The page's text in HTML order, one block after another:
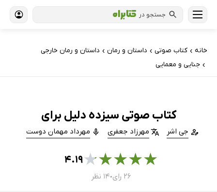
جستجو در
خانه › کتاب‌ صوتی › داستان و رمان › داستان و رمان خارجی
› جنایی و معمایی
کتاب صوتی سیزده دلیل برای
جی اشر مهرزاد جعفری مهرداد مهمان دوست
★
★
★
★
★۴.۱۹
۲۶ رای ● ۱۴ نظر